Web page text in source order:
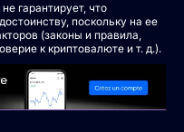
гарантирует, что
поскольку на ее
(законы и правила,
к криптовалюте и т. д.).